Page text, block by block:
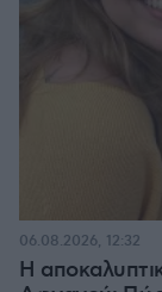
Η
06.08.2026, 12:32